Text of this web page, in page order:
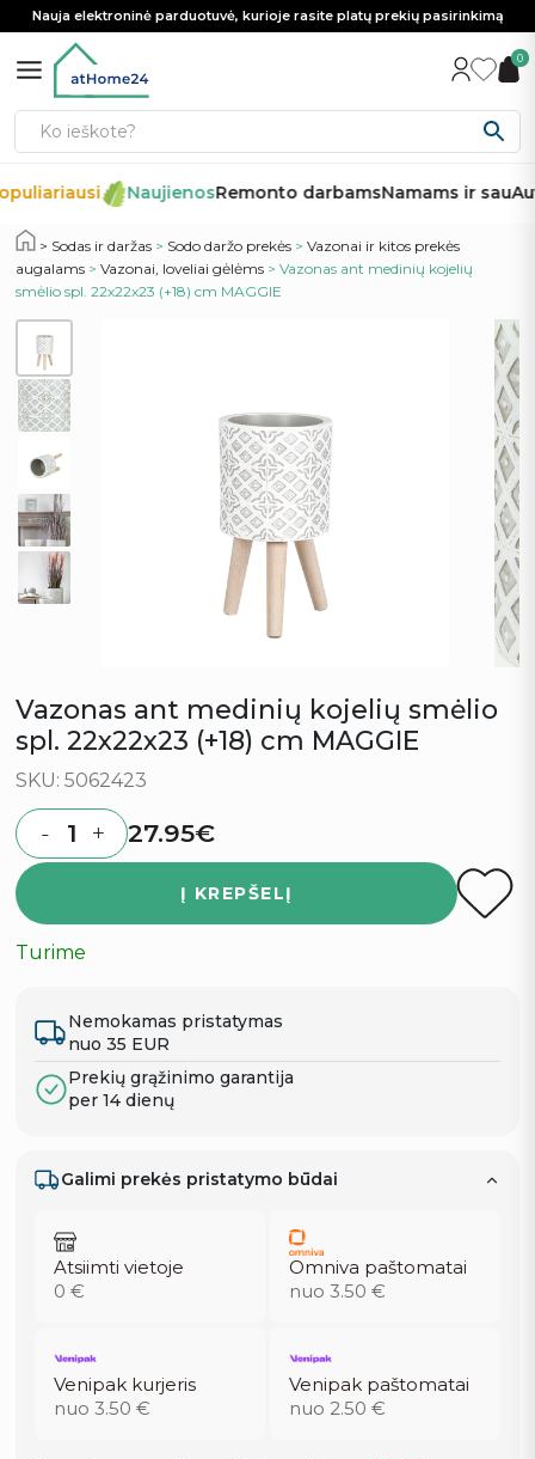
Nauja elektroninė parduotuvė, kurioje rasite platų prekių pasirinkimą
0
NaujienosRemonto darbamsNamams ir sau
Sodas ir daržas > Sodo daržo prekės >Vazonai ir kitos prekės
augalams >Vazonai, loveliai gėlėms > Vazonas ant medinių kojelių
smėlio spl. 22x22x23 (+18) cm MAGGIE
Vazonas ant medinių kojelių smėlio
spl. 22x22x23 (+18) cm MAGGIE
SKU: 5062423
Quantity
- + 27.95€
Į KREPŠELĮ
Turime
Nemokamas pristatymas
nuo 35 EUR
Prekių grąžinimo garantija
per 14 dienų
Galimi prekės pristatymo būdai
Atsiimti vietoje
0 €
Omniva paštomatai
nuo 3.50 €
Venipak kurjeris
nuo 3.50 €
Venipak paštomatai
nuo 2.50 €